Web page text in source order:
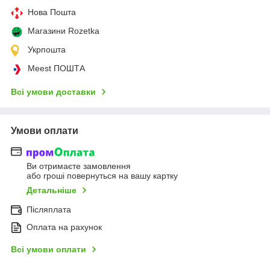
Нова Пошта
Магазини Rozetka
Укрпошта
Meest ПОШТА
Всі умови доставки
Умови оплати
Ви отримаєте замовлення
або гроші повернуться на вашу картку
Детальніше
Післяплата
Оплата на рахунок
Всі умови оплати